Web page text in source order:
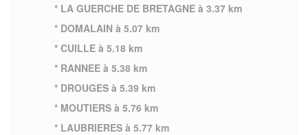
* LA GUERCHE DE BRETAGNE à 3.37 km
* DOMALAIN à 5.07 km
* CUILLE à 5.18 km
* RANNEE à 5.38 km
* DROUGES à 5.39 km
* MOUTIERS à 5.76 km
* LAUBRIERES à 5.77 km